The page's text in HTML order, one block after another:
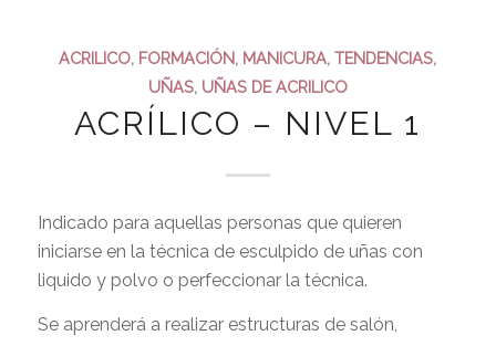
ACRILICO, FORMACIÓN, MANICURA,TENDENCIAS,
UÑAS, UÑAS DE ACRILICO
ACRÍLICO – NIVEL 1
Indicado para aquellas personas que quieren
iniciarse en la técnica de esculpido de uñas con
liquido y polvo o perfeccionar la técnica.
Se aprenderá a realizar estructuras de salón,